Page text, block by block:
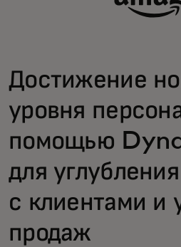
Достижение
уровня
помощью
для
с клиентами и
продаж